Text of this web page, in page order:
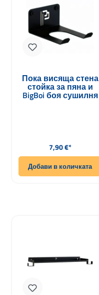
Пока висяща стена
стойка за пяна и
BigBoi боя сушилня
Редовна цена:
7,90 €*
Добави в количката